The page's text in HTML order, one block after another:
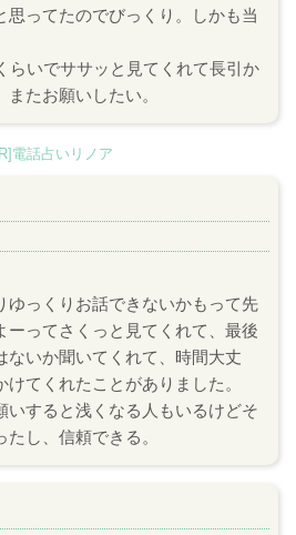
思ってたのでびっくり。しかも当
らいでササッと見てくれて長引か
たお願いしたい。
電話占いリノア
ゆっくりお話できないかもって先
ーってさくっと見てくれて、最後
ないか聞いてくれて、時間大丈
てくれたことがありました。
いすると浅くなる人もいるけどそ
し、信頼できる。